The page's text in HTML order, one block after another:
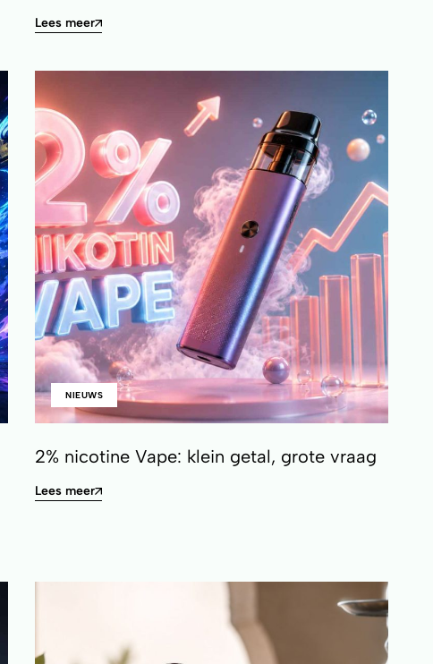
Lees meer
NIEUWS
2% nicotine Vape: klein getal, grote vraag
Lees meer